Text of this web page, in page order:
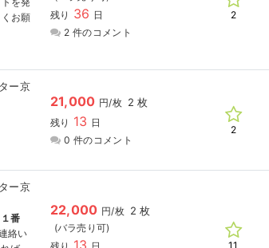
お願
残り 36 日
2 件のコメント
2
ー京
21,000 円/枚 2 枚
残り 13 日
0 件のコメント
2
ー京
番
絡い
22,000 円/枚 2 枚
13 11